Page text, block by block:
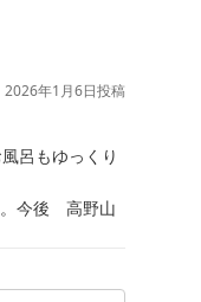
2026年1月6日投稿
呂もゆっくり
今後　高野山